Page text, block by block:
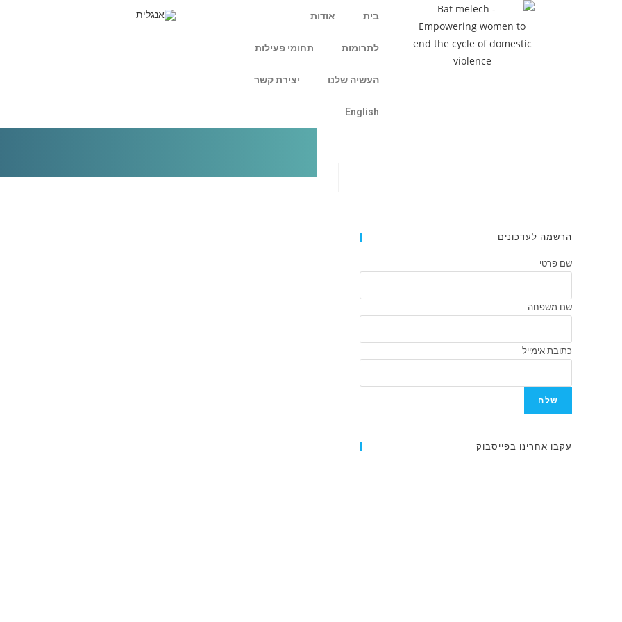
בית אודות
לתרומות תחומי פעילות
העשיה שלנו יצירת קשר
English
הרשמה לעדכונים
שם פרטי
שם משפחה
כתובת אימייל
שלח
עקבו אחרינו בפייסבוק